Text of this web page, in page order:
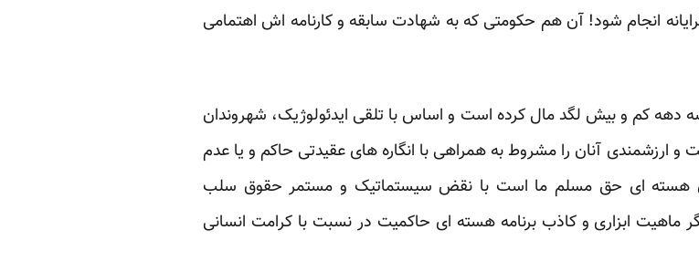
انجام شود! آن هم حکومتی که به شهادت سابقه و کارنامه اش اهتمامی
دهه کم و بیش لگد مال کرده است و اساس با تلقی ایدئولوژیک، شهروندان
و ارزشمندی آنان را مشروط به همراهی با انگاره های عقیدتی حاکم و یا عدم
هسته ای حق مسلم ما است با نقض سیستماتیک و مستمر حقوق سلب
ماهیت ابزاری و کاذب برنامه هسته ای حاکمیت در نسبت با کرامت انسانی